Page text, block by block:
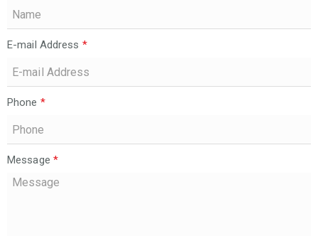
E-mail Address *
Phone *
Message *